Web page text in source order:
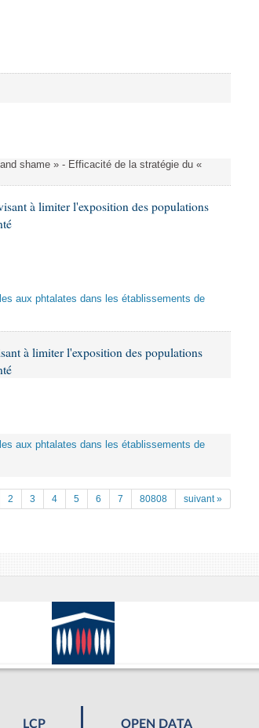
shame » - Efficacité de la stratégie du «
à limiter l'exposition des populations
aux phtalates dans les établissements de
à limiter l'exposition des populations
aux phtalates dans les établissements de
2 3 4 5 6 7 80808 suivant »
LCP OPEN DATA